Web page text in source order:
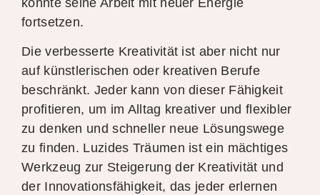
fortsetzen.
Die verbesserte Kreativität ist aber nicht nur
auf künstlerischen oder kreativen Berufe
beschränkt. Jeder kann von dieser Fähigkeit
profitieren, um im Alltag kreativer und flexibler
zu denken und schneller neue Lösungswege
zu finden. Luzides Träumen ist ein mächtiges
Werkzeug zur Steigerung der Kreativität und
der Innovationsfähigkeit, das jeder erlernen